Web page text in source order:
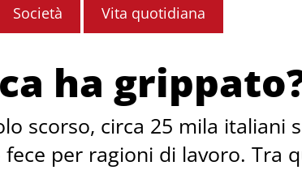
Società Vita quotidiana
ha
scorso, circa 25 mila italiani
per ragioni di lavoro. Tra